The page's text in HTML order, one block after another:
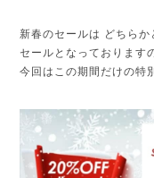
新春のセールは どちら
セールとなっております
今回はこの期間だけの特